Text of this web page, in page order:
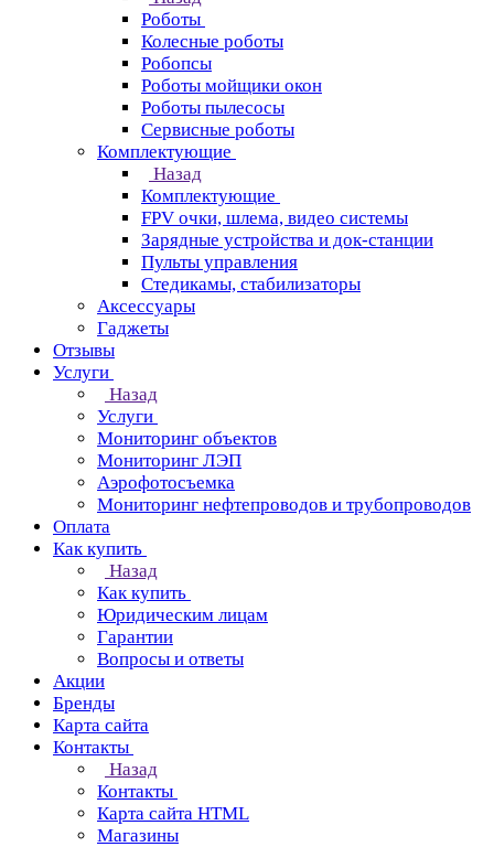
Роботы
Колесные роботы
Робопсы
Роботы мойщики окон
Роботы пылесосы
Сервисные роботы
Комплектующие
Назад
Комплектующие
FPV очки, шлема, видео системы
Зарядные устройства и док-станции
Пульты управления
Стедикамы, стабилизаторы
Аксессуары
Гаджеты
Отзывы
Услуги
Назад
Услуги
Мониторинг объектов
Мониторинг ЛЭП
Аэрофотосъемка
Мониторинг нефтепроводов и трубопроводов
Оплата
Как купить
Назад
Как купить
Юридическим лицам
Гарантии
Вопросы и ответы
Акции
Бренды
Карта сайта
Контакты
Назад
Контакты
Карта сайта HTML
Магазины